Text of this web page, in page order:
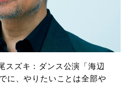
スズキ：ダンス公演「海辺
に、やりたいことは全部や